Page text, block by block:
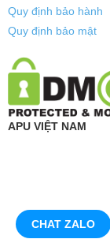
Quy định bảo hành
Quy định bảo mật
APU VIỆT NAM
CHAT ZALO